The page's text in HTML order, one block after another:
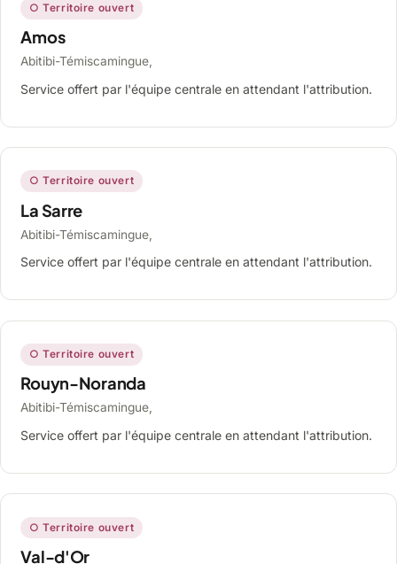
○ Territoire ouvert
Amos
Abitibi-Témiscamingue,
Service offert par l'équipe centrale en attendant l'attribution.
○ Territoire ouvert
La Sarre
Abitibi-Témiscamingue,
Service offert par l'équipe centrale en attendant l'attribution.
○ Territoire ouvert
Rouyn-Noranda
Abitibi-Témiscamingue,
Service offert par l'équipe centrale en attendant l'attribution.
○ Territoire ouvert
Val-d'Or